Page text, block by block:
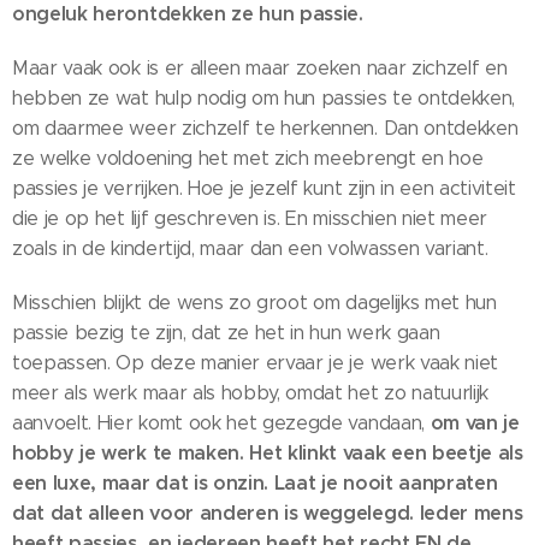
ongeluk herontdekken ze hun passie.
Maar vaak ook is er alleen maar zoeken naar zichzelf en
hebben ze wat hulp nodig om hun passies te ontdekken,
om daarmee weer zichzelf te herkennen. Dan ontdekken
ze welke voldoening het met zich meebrengt en hoe
passies je verrijken. Hoe je jezelf kunt zijn in een activiteit
die je op het lijf geschreven is. En misschien niet meer
zoals in de kindertijd, maar dan een volwassen variant.
Misschien blijkt de wens zo groot om dagelijks met hun
passie bezig te zijn, dat ze het in hun werk gaan
toepassen. Op deze manier ervaar je je werk vaak niet
meer als werk maar als hobby, omdat het zo natuurlijk
aanvoelt. Hier komt ook het gezegde vandaan, om van je
hobby je werk te maken. Het klinkt vaak een beetje als
een luxe, maar dat is onzin. Laat je nooit aanpraten
dat dat alleen voor anderen is weggelegd. Ieder mens